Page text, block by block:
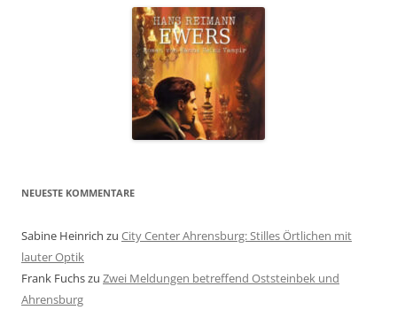
NEUESTE KOMMENTARE
Sabine Heinrich zu City Center Ahrensburg: Stilles Örtlichen mit
lauter Optik
Frank Fuchszu Zwei Meldungen betreffend Oststeinbek und
Ahrensburg